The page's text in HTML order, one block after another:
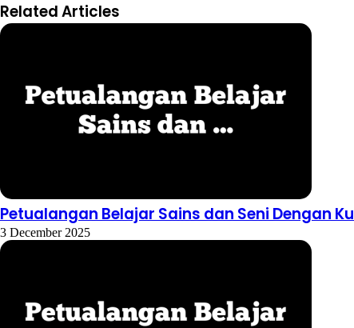
Related Articles
Petualangan Belajar Sains dan Seni Dengan
3 December 2025